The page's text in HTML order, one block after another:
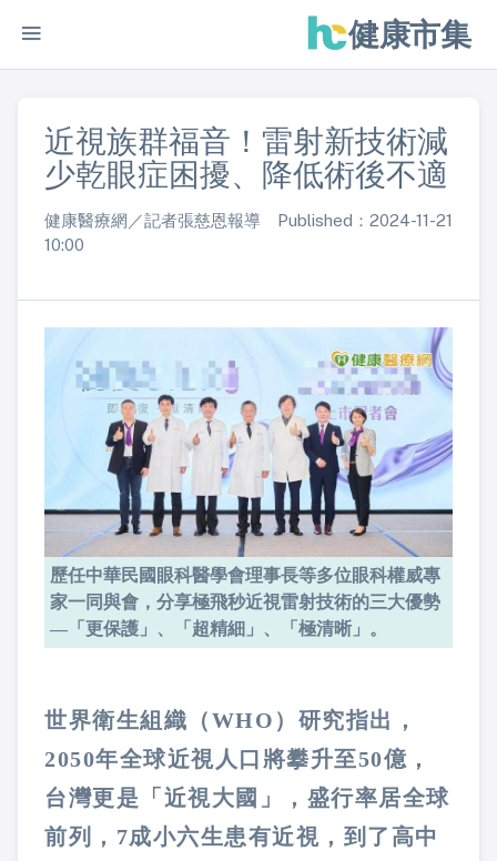
健康市集
近視族群福音！雷射新技術減
少乾眼症困擾、降低術後不適
健康醫療網／記者張慈恩報導 Published：2024-11-21
10:00
歷任中華民國眼科醫學會理事長等多位眼科權威專
家一同與會，分享極飛秒近視雷射技術的三大優勢
—「更保護」、「超精細」、「極清晰」。
世界衛生組織（WHO）研究指出，
2050年全球近視人口將攀升至50億，
台灣更是「近視大國」，盛行率居全球
前列，7成小六生患有近視，到了高中